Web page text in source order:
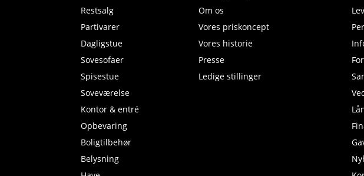
Restsalg
Partivarer
Dagligstue
Sovesofaer
Spisestue
Soveværelse
Kontor & entré
Opbevaring
Boligtilbehør
Belysning
Om os
Vores priskoncept
Vores historie
Presse
Ledige stillinger